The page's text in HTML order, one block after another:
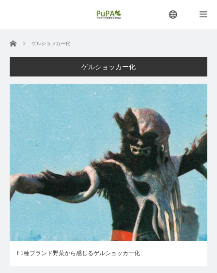
ホーム ゲルショッカー化
ゲルショッカー化
F1種ブランド野菜から感じるゲルショッカー化